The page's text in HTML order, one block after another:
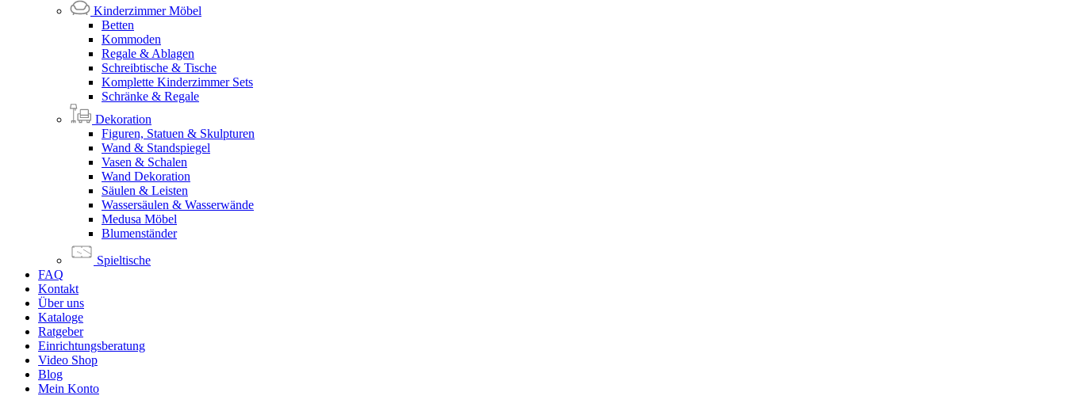
Kinderzimmer Möbel
Betten
Kommoden
Regale & Ablagen
Schreibtische & Tische
Komplette Kinderzimmer Sets
Schränke & Regale
Dekoration
Figuren, Statuen & Skulpturen
Wand & Standspiegel
Vasen & Schalen
Wand Dekoration
Säulen & Leisten
Wassersäulen & Wasserwände
Medusa Möbel
Blumenständer
Spieltische
FAQ
Kontakt
Über uns
Kataloge
Ratgeber
Einrichtungsberatung
Video Shop
Blog
Mein Konto